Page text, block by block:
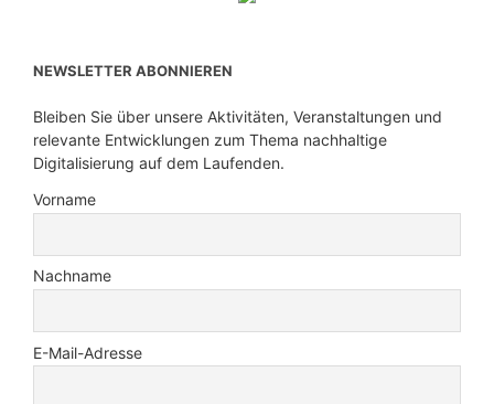
NEWSLETTER ABONNIEREN
Bleiben Sie über unsere Aktivitäten, Veranstaltungen und
relevante Entwicklungen zum Thema nachhaltige
Digitalisierung auf dem Laufenden.
Vorname
Nachname
E-Mail-Adresse